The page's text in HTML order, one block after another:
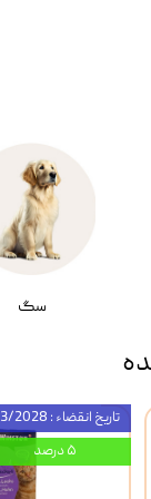
سگ
تاریخ انقضاء : 03/2028
۵ درصد